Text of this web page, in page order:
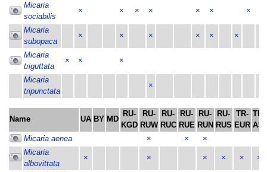
Micaria
sociabilis
× × × × × × ×
Micaria
subopaca
× × × × × ×
Micaria
triguttata
× × ×
Micaria
tripunctata
×
Name UA BY MD
RU-
KGD
RU-
RUW
RU-
RUC
RU-
RUE
RU-
RUN
RU-
RUS
TR-
EUR
TR-
ASI
Micaria aenea
× ×
×
Micaria
albovittata
× × × × × ×